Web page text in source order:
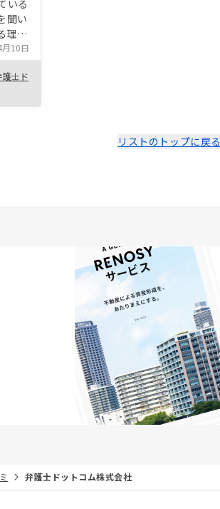
いる
聞い
理由
ンに
が
誠実
感
とこ
10日
護士ド
リストのトップに戻る
弁護士ドットコム株式会社